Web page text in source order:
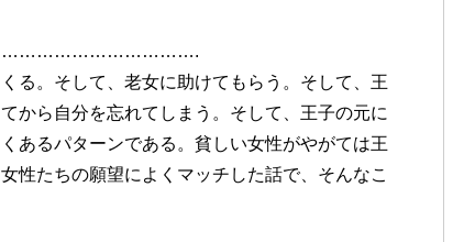
る。そして、老女に助けてもらう。そして、王
から自分を忘れてしまう。そして、王子の元に
あるパターンである。貧しい女性がやがては王
性たちの願望によくマッチした話で、そんなこ